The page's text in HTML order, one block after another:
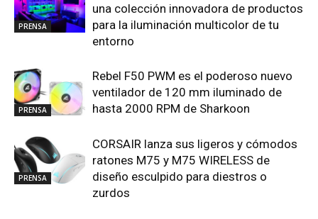
PRENSA
una colección innovadora de productos
para la iluminación multicolor de tu
entorno
PRENSA
Rebel F50 PWM es el poderoso nuevo
ventilador de 120 mm iluminado de
hasta 2000 RPM de Sharkoon
PRENSA
CORSAIR lanza sus ligeros y cómodos
ratones M75 y M75 WIRELESS de
diseño esculpido para diestros o
zurdos